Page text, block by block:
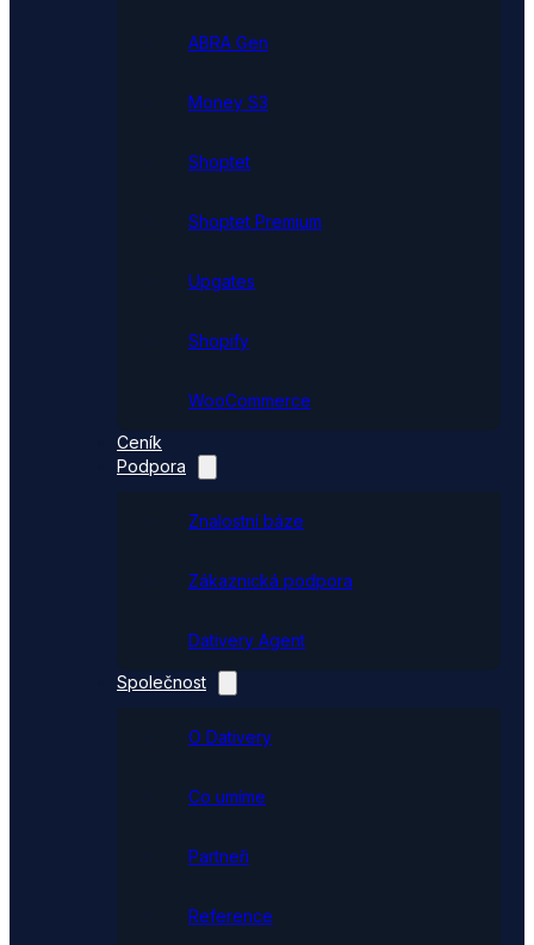
ABRA Gen
Money S3
Shoptet
Shoptet Premium
Upgates
Shopify
WooCommerce
Ceník
Podpora
Znalostní báze
Zákaznická podpora
Dativery Agent
Společnost
O Dativery
Co umíme
Partneři
Reference